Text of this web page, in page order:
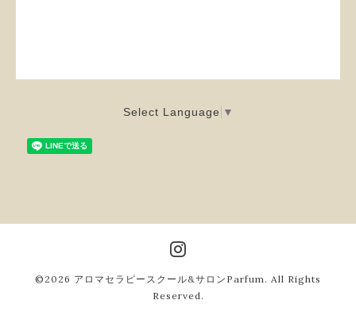
Select Language ▼
©2026 アロマセラピースクール&サロンParfum . All Rights
Reserved.